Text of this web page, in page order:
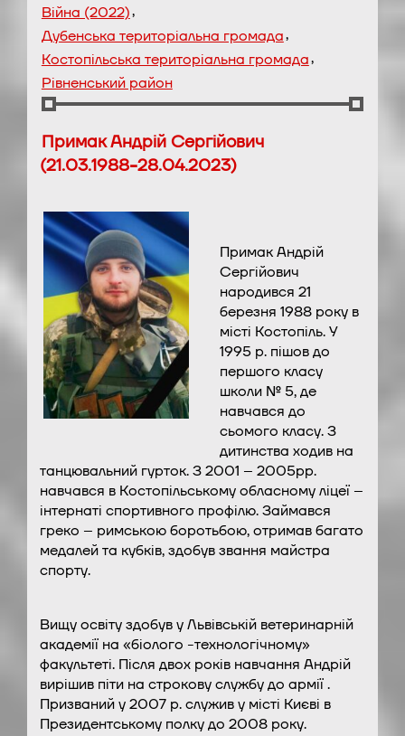
Війна (2022),
Дубенська територіальна громада,
Костопільська територіальна громада,
Рівненський район
Примак Андрій Сергійович
(21.03.1988-28.04.2023)
Примак Андрій
Сергійович
народився 21
березня 1988 року в
місті Костопіль. У
1995 р. пішов до
першого класу
школи № 5, де
навчався до
сьомого класу. З
дитинства ходив на
танцювальний гурток. З 2001 – 2005рр.
навчався в Костопільському обласному ліцеї –
інтернаті спортивного профілю. Займався
греко – римською боротьбою, отримав багато
медалей та кубків, здобув звання майстра
спорту.
Вищу освіту здобув у Львівській ветеринарній
академії на «біолого -технологічному»
факультеті. Після двох років навчання Андрій
вирішив піти на строкову службу до армії .
Призваний у 2007 р. служив у місті Києві в
Президентському полку до 2008 року.